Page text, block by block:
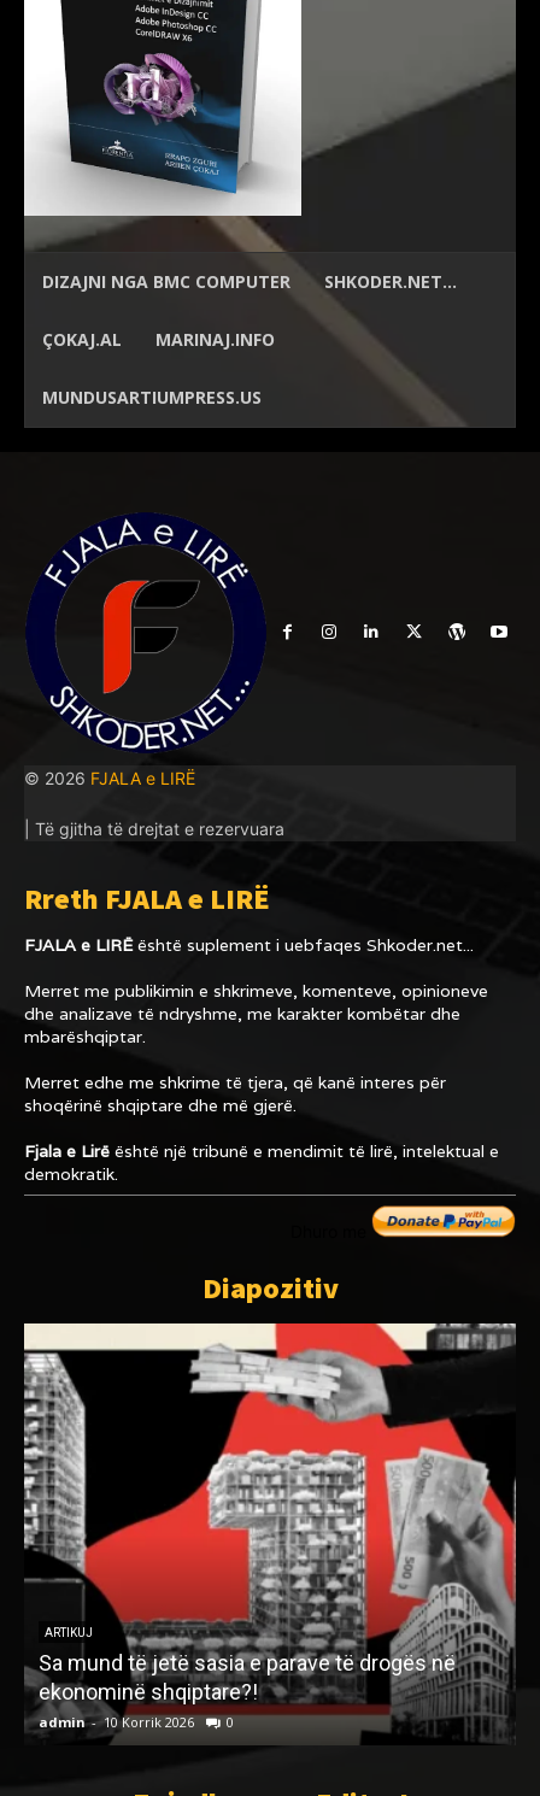
DIZAJNI NGA BMC COMPUTER SHKODER.NET…
ÇOKAJ.AL MARINAJ.INFO
MUNDUSARTIUMPRESS.US
© 2026 FJALA e LIRË
| Të gjitha të drejtat e rezervuara
Rreth FJALA e LIRË
FJALA e LIRËështë suplement i uebfaqes Shkoder.net...
Merret me publikimin e shkrimeve, komenteve, opinioneve
dhe analizave të ndryshme, me karakter kombëtar dhe
mbarëshqiptar.
Merret edhe me shkrime të tjera, që kanë interes për
shoqërinë shqiptare dhe më gjerë.
Fjala e Lirë është një tribunë e mendimit të lirë, intelektual e
demokratik.
Diapozitiv
ARTIKUJ
Sa mund të jetë sasia e parave të drogës në
ekonominë shqiptare?!
admin - 10 Korrik 2026 0